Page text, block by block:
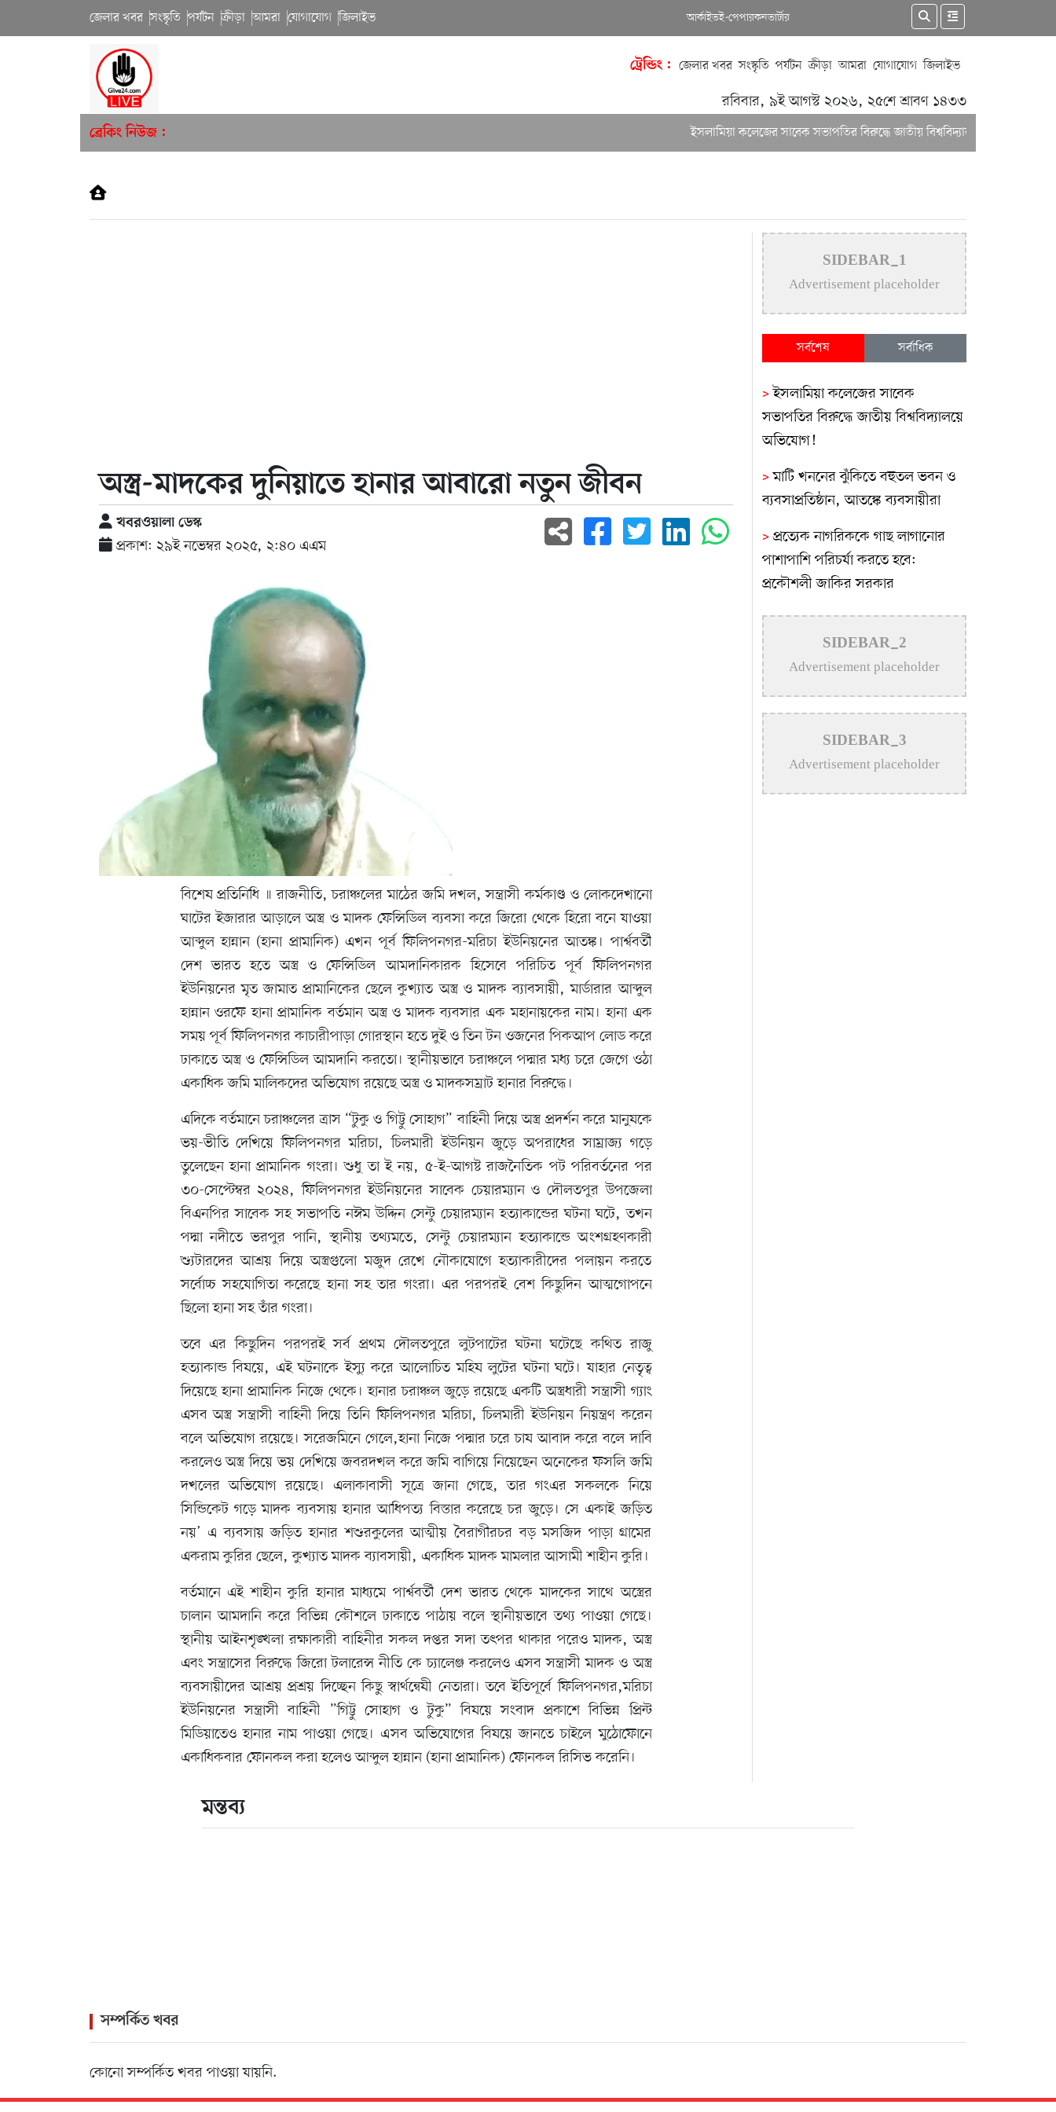
জেলার খবর সংস্কৃতি পর্যটন ক্রীড়া আমরা যোগাযোগ জিলাইভ আর্কাইভই-পেপারকনভার্টার
ট্রেন্ডিং : জেলার খবর সংস্কৃতি পর্যটন ক্রীড়া আমরা যোগাযোগ জিলাইভ
রবিবার, ৯ই আগস্ট ২০২৬, ২৫শে শ্রাবণ ১৪৩৩
ব্রেকিং নিউজ : ইসলামিয়া কলেজের সাবেক সভাপতির বিরুদ্ধে জাতীয় বিশ্ববিদ্যালয়ে অভিযোগ!
অস্ত্র-মাদকের দুনিয়াতে হানার আবারো নতুন জীবন
খবরওয়ালা ডেস্ক
প্রকাশ: ২৯ই নভেম্বর ২০২৫, ২:৪০ এএম
বিশেষ প্রতিনিধি ॥ রাজনীতি, চরাঞ্চলের মাঠের জমি দখল, সন্ত্রাসী কর্মকাণ্ড ও লোকদেখানো
ঘাটের ইজারার আড়ালে অস্ত্র ও মাদক ফেন্সিডিল ব্যবসা করে জিরো থেকে হিরো বনে যাওয়া
আব্দুল হান্নান (হানা প্রামানিক) এখন পূর্ব ফিলিপনগর-মরিচা ইউনিয়নের আতঙ্ক। পার্শ্ববর্তী
দেশ ভারত হতে অস্ত্র ও ফেন্সিডিল আমদানিকারক হিসেবে পরিচিত পূর্ব ফিলিপনগর
ইউনিয়নের মৃত জামাত প্রামানিকের ছেলে কুখ্যাত অস্ত্র ও মাদক ব্যাবসায়ী, মার্ডারার আব্দুল
হান্নান ওরফে হানা প্রামানিক বর্তমান অস্ত্র ও মাদক ব্যবসার এক মহানায়কের নাম। হানা এক
সময় পূর্ব ফিলিপনগর কাচারীপাড়া গোরস্থান হতে দুই ও তিন টন ওজনের পিকআপ লোড করে
ঢাকাতে অস্ত্র ও ফেন্সিডিল আমদানি করতো। স্থানীয়ভাবে চরাঞ্চলে পদ্মার মধ্য চরে জেগে ওঠা
একাধিক জমি মালিকদের অভিযোগ রয়েছে অস্ত্র ও মাদকসম্রাট হানার বিরুদ্ধে।
এদিকে বর্তমানে চরাঞ্চলের ত্রাস “টুকু ও গিট্টু সোহাগ” বাহিনী দিয়ে অস্ত্র প্রদর্শন করে মানুষকে
ভয়-ভীতি দেখিয়ে ফিলিপনগর মরিচা, চিলমারী ইউনিয়ন জুড়ে অপরাধের সাম্রাজ্য গড়ে
তুলেছেন হানা প্রামানিক গংরা। শুধু তা ই নয়, ৫-ই-আগষ্ট রাজনৈতিক পট পরিবর্তনের পর
৩০-সেপ্টেম্বর ২০২৪, ফিলিপনগর ইউনিয়নের সাবেক চেয়ারম্যান ও দৌলতপুর উপজেলা
বিএনপির সাবেক সহ সভাপতি নঈম উদ্দিন সেন্টু চেয়ারম্যান হত্যাকান্ডের ঘটনা ঘটে, তখন
পদ্মা নদীতে ভরপুর পানি, স্থানীয় তথ্যমতে, সেন্টু চেয়ারম্যান হত্যাকান্ডে অংশগ্রহণকারী
শ্যুটারদের আশ্রয় দিয়ে অস্ত্রগুলো মজুদ রেখে নৌকাযোগে হত্যাকারীদের পলায়ন করতে
সর্বোচ্চ সহযোগিতা করেছে হানা সহ তার গংরা। এর পরপরই বেশ কিছুদিন আত্মগোপনে
ছিলো হানা সহ তাঁর গংরা।
তবে এর কিছুদিন পরপরই সর্ব প্রথম দৌলতপুরে লুটপাটের ঘটনা ঘটেছে কথিত রাজু
হত্যাকান্ড বিষয়ে, এই ঘটনাকে ইস্যু করে আলোচিত মহিষ লুটের ঘটনা ঘটে। যাহার নেতৃত্ব
দিয়েছে হানা প্রামানিক নিজে থেকে। হানার চরাঞ্চল জুড়ে রয়েছে একটি অস্ত্রধারী সন্ত্রাসী গ্যাং
এসব অস্ত্র সন্ত্রাসী বাহিনী দিয়ে তিনি ফিলিপনগর মরিচা, চিলমারী ইউনিয়ন নিয়ন্ত্রণ করেন
বলে অভিযোগ রয়েছে। সরেজমিনে গেলে,হানা নিজে পদ্মার চরে চাষ আবাদ করে বলে দাবি
করলেও অস্ত্র দিয়ে ভয় দেখিয়ে জবরদখল করে জমি বাগিয়ে নিয়েছেন অনেকের ফসলি জমি
দখলের অভিযোগ রয়েছে। এলাকাবাসী সূত্রে জানা গেছে, তার গংএর সকলকে নিয়ে
সিন্ডিকেট গড়ে মাদক ব্যবসায় হানার আধিপত্য বিস্তার করেছে চর জুড়ে। সে একাই জড়িত
নয়’ এ ব্যবসায় জড়িত হানার শশুরকুলের আত্মীয় বৈরাগীরচর বড় মসজিদ পাড়া গ্রামের
একরাম কুরির ছেলে, কুখ্যাত মাদক ব্যাবসায়ী, একাধিক মাদক মামলার আসামী শাহীন কুরি।
বর্তমানে এই শাহীন কুরি হানার মাধ্যমে পার্শ্ববর্তী দেশ ভারত থেকে মাদকের সাথে অস্ত্রের
চালান আমদানি করে বিভিন্ন কৌশলে ঢাকাতে পাঠায় বলে স্থানীয়ভাবে তথ্য পাওয়া গেছে।
স্থানীয় আইনশৃঙ্খলা রক্ষাকারী বাহিনীর সকল দপ্তর সদা তৎপর থাকার পরেও মাদক, অস্ত্র
এবং সন্ত্রাসের বিরুদ্ধে জিরো টলারেন্স নীতি কে চ্যালেঞ্জ করলেও এসব সন্ত্রাসী মাদক ও অস্ত্র
ব্যবসায়ীদের আশ্রয় প্রশ্রয় দিচ্ছেন কিছু স্বার্থন্বেষী নেতারা। তবে ইতিপূর্বে ফিলিপনগর,মরিচা
ইউনিয়নের সন্ত্রাসী বাহিনী ”গিট্টু সোহাগ ও টুকু” বিষয়ে সংবাদ প্রকাশে বিভিন্ন প্রিন্ট
মিডিয়াতেও হানার নাম পাওয়া গেছে। এসব অভিযোগের বিষয়ে জানতে চাইলে মুঠোফোনে
একাধিকবার ফোনকল করা হলেও আব্দুল হান্নান (হানা প্রামানিক) ফোনকল রিসিভ করেনি।
SIDEBAR_1
Advertisement placeholder
সর্বশেষ সর্বাধিক
>ইসলামিয়া কলেজের সাবেক
সভাপতির বিরুদ্ধে জাতীয় বিশ্ববিদ্যালয়ে
অভিযোগ!
>মাটি খননের ঝুঁকিতে বহুতল ভবন ও
ব্যবসাপ্রতিষ্ঠান, আতঙ্কে ব্যবসায়ীরা
>প্রত্যেক নাগরিককে গাছ লাগানোর
পাশাপাশি পরিচর্যা করতে হবে:
প্রকৌশলী জাকির সরকার
>মসজিদ হচ্ছে মুসলমানদের ইবাদত-
বন্দেগির অন্যতম প্রধান স্থান: ব্যারিস্টার
রাগীব চৌধুরী
>কুষ্টিয়ায় ড. কাজী মোতাহার হোসেন
দাবা একাডেমি উদ্বোধন
>
কোটি টাকার সড়কের বিটুমিন-পাথর
উঠছে এক মাসেই
SIDEBAR_2
Advertisement placeholder
SIDEBAR_3
Advertisement placeholder
মন্তব্য
সম্পর্কিত খবর
কোনো সম্পর্কিত খবর পাওয়া যায়নি.